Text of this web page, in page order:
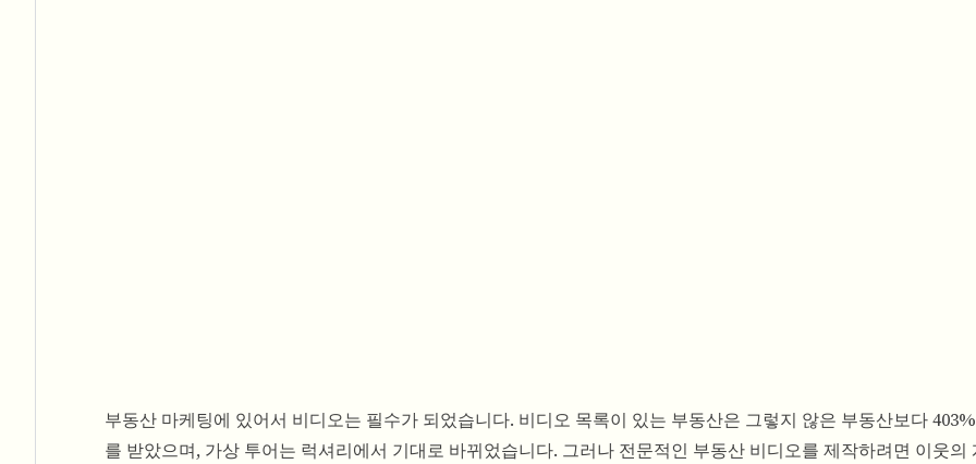
부동산 마케팅에 있어서 비디오는 필수가 되었습니다. 비디오 목록이 있는 부동산은 그렇지 않은 부동산보다
를 받았으며, 가상 투어는 럭셔리에서 기대로 바뀌었습니다. 그러나 전문적인 부동산 비디오를 제작하려면 이웃의